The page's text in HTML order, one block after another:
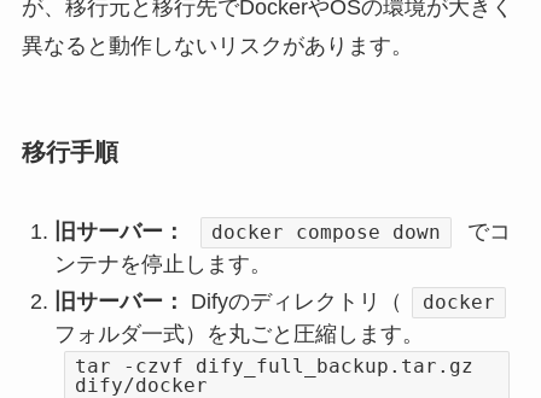
が、移行元と移行先でDockerやOSの環境が大きく
異なると動作しないリスクがあります。
移行手順
旧サーバー： docker compose down
でコ
ンテナを停止します。
旧サーバー：
Difyのディレクトリ（ docker
フォルダ一式）を丸ごと圧縮します。
tar -czvf dify_full_backup.tar.gz
dify/docker